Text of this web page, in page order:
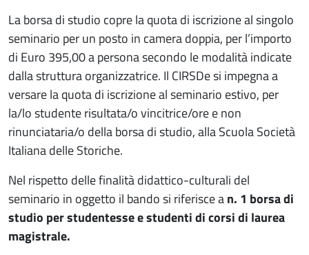
La borsa di studio copre la quota di iscrizione al singolo
seminario per un posto in camera doppia, per l’importo
di Euro 395,00 a persona secondo le modalità indicate
dalla struttura organizzatrice. Il CIRSDe si impegna a
versare la quota di iscrizione al seminario estivo, per
la/lo studente risultata/o vincitrice/ore e non
rinunciataria/o della borsa di studio, alla Scuola Società
Italiana delle Storiche.
Nel rispetto delle finalità didattico-culturali del
seminario in oggetto il bando si riferisce an. 1 borsa di
studio per studentesse e studenti di corsi di laurea
magistrale.